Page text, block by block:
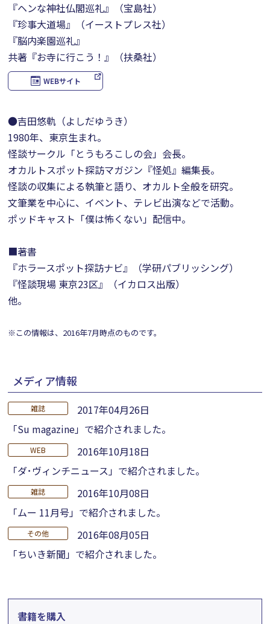
『ヘンな神社仏閣巡礼』（宝島社）
『珍事大道場』（イーストプレス社）
『脳内楽園巡礼』
共著『お寺に行こう！』（扶桑社）
WEBサイト
●吉田悠軌（よしだゆうき）
1980年、東京生まれ。
怪談サークル「とうもろこしの会」会長。
オカルトスポット探訪マガジン『怪処』編集長。
怪談の収集による執筆と語り、オカルト全般を研究。
文筆業を中心に、イベント、テレビ出演などで活動。
ポッドキャスト「僕は怖くない」配信中。
■著書
『ホラースポット探訪ナビ』（学研パブリッシング）
『怪談現場 東京23区』（イカロス出版）
他。
※この情報は、2016年7月時点のものです。
メディア情報
雑誌
2017年04月26日
「Su magazine」で紹介されました。
WEB
2016年10月18日
「ダ･ヴィンチニュース」で紹介されました。
雑誌
2016年10月08日
「ムー 11月号」で紹介されました。
その他
2016年08月05日
「ちいき新聞」で紹介されました。
書籍を購入